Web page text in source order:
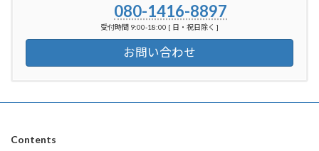
080-1416-8897
受付時間 9:00-18:00 [ 日・祝日除く ]
お問い合わせ
Contents